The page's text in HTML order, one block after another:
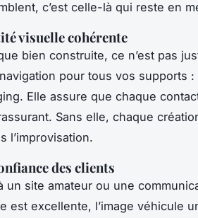
c’est celle-là qui reste en
visuelle cohérente
bien construite, ce n’est pas
pour tous vos supports
Elle assure que chaque
Sans elle, chaque
l’improvisation.
des clients
un site amateur ou une
est excellente, l’image véhicule